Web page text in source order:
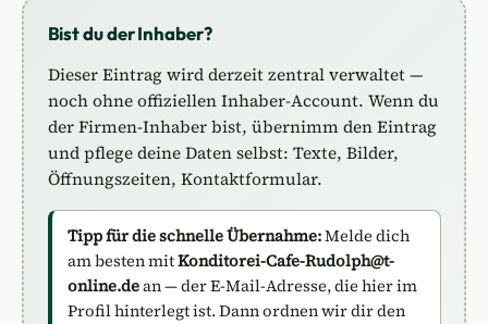
Bist du der Inhaber?
Dieser Eintrag wird derzeit zentral verwaltet —
noch ohne offiziellen Inhaber-Account. Wenn du
der Firmen-Inhaber bist, übernimm den Eintrag
und pflege deine Daten selbst: Texte, Bilder,
Öffnungszeiten, Kontaktformular.
Tipp für die schnelle Übernahme:Melde dich
am besten mitKonditorei-Cafe-Rudolph@t-
online.dean — der E-Mail-Adresse, die hier im
Profil hinterlegt ist. Dann ordnen wir dir den